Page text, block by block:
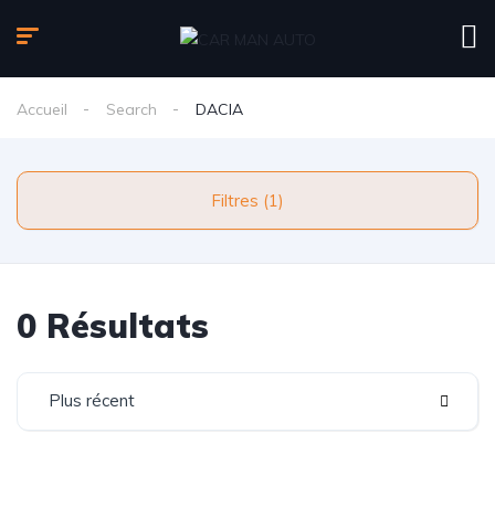
Accueil Search DACIA
Filtres (1)
0 Résultats
Plus récent